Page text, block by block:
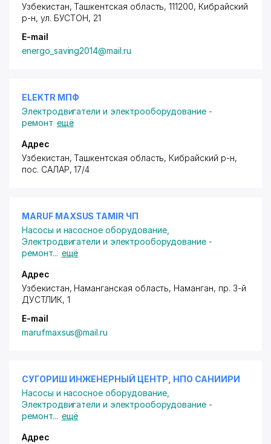
Узбекистан, Ташкентская область, 111200, Кибрайский
р-н, ул. БУСТОН, 21
E-mail
energo_saving2014@mail.ru
ELEKTR МПФ
Электродвигатели и электрооборудование -
ремонт ещё
Адрес
Узбекистан, Ташкентская область, Кибрайский р-н,
пос. САЛАР, 17/4
MARUF MAXSUS TAMIR ЧП
Насосы и насосное оборудование,
Электродвигатели и электрооборудование -
ремонт... ещё
Адрес
Узбекистан, Наманганская область, Наманган, пр. 3-й
ДУСТЛИК, 1
E-mail
marufmaxsus@mail.ru
СУГОРИШ ИНЖЕНЕРНЫЙ ЦЕНТР, НПО САНИИРИ
Насосы и насосное оборудование,
Электродвигатели и электрооборудование -
ремонт... ещё
Адрес